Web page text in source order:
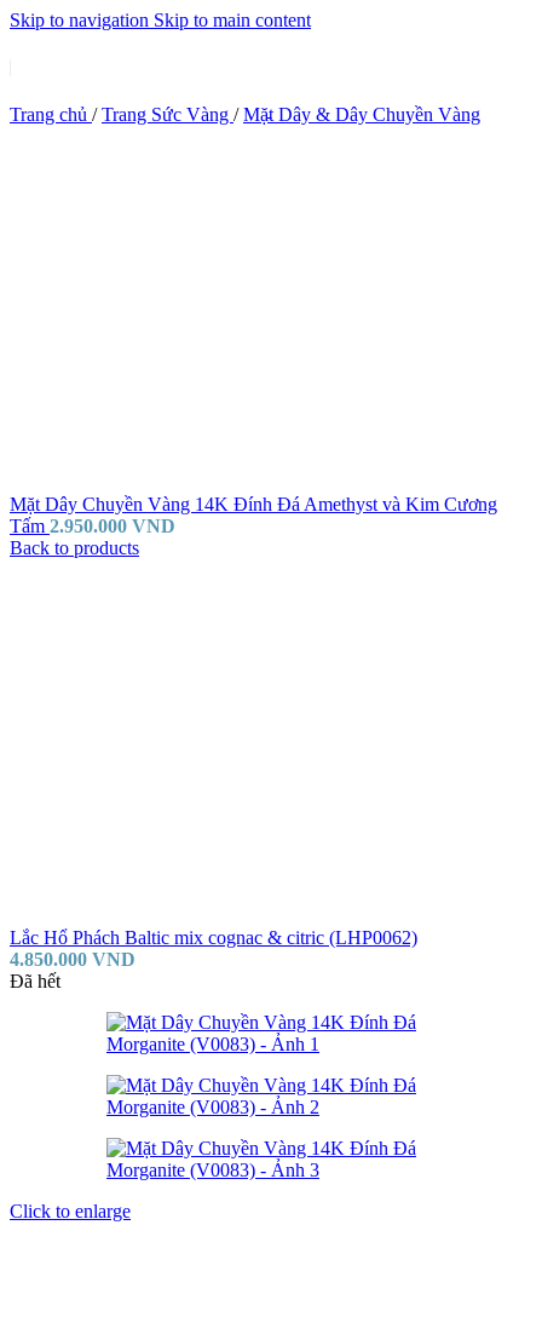
Skip to navigation Skip to main content
Trang chủ / Trang Sức Vàng / Mặt Dây & Dây Chuyền Vàng
Mặt Dây Chuyền Vàng 14K Đính Đá Amethyst và Kim Cương
Tấm 2.950.000 VND
Back to products
Lắc Hổ Phách Baltic mix cognac & citric (LHP0062)
4.850.000 VND
Đã hết
Click to enlarge